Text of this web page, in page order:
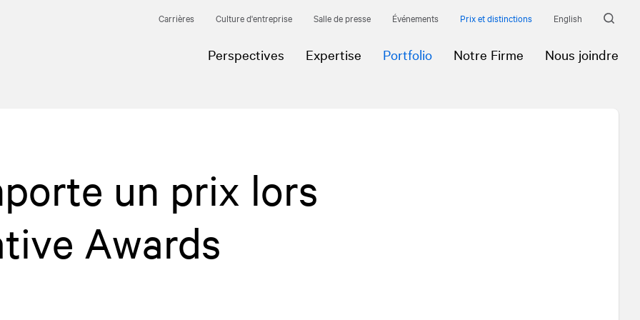
Carrières Culture d'entreprise Salle de presse Événements Prix et distinctions English
Perspectives Expertise Portfolio Notre Firme Nous joindre
un prix lors
Awards